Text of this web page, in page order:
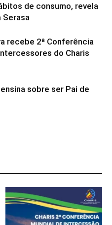
de consumo, revela
Serasa
recebe 2ª Conferência
do Charis
sobre ser Pai de